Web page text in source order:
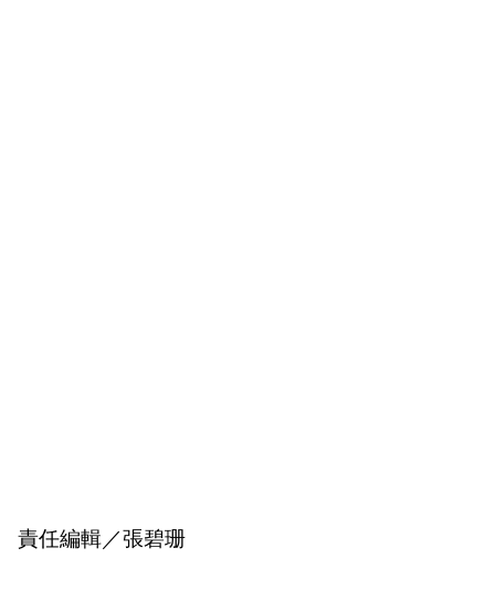
責任編輯／張碧珊